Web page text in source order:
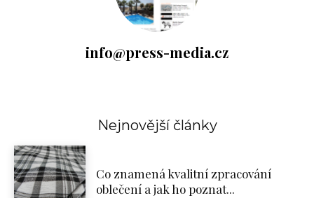
info@press-media.cz
Nejnovější články
Co znamená kvalitní zpracování
oblečení a jak ho poznat...